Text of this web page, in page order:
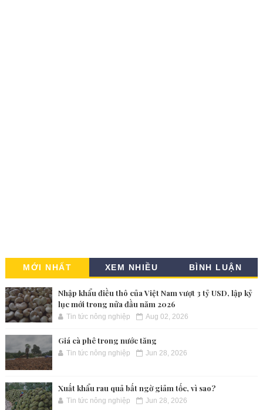
MỚI NHẤT XEM NHIỀU BÌNH LUẬN
Nhập khẩu điều thô của Việt Nam vượt 3 tỷ USD, lập kỷ
lục mới trong nửa đầu năm 2026
Tin tức nông nghiệp Aug 02, 2026
Giá cà phê trong nước tăng
Tin tức nông nghiệp Jun 28, 2026
Xuất khẩu rau quả bất ngờ giảm tốc, vì sao?
Tin tức nông nghiệp Jun 28, 2026